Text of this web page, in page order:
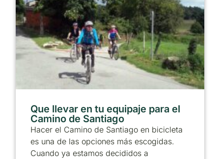
Que llevar en tu equipaje para el
Camino de Santiago
Hacer el Camino de Santiago en bicicleta
es una de las opciones más escogidas.
Cuando ya estamos decididos a